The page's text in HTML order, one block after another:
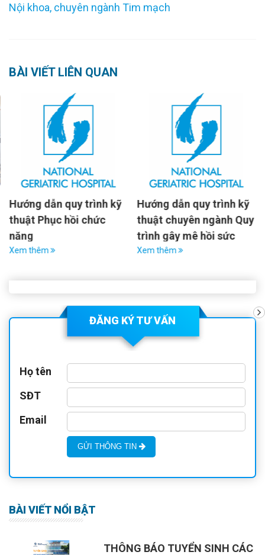
Nội khoa, chuyên ngành Tim mạch
BÀI VIẾT LIÊN QUAN
Hướng dẫn quy trình kỹ
thuật Phục hồi chức
năng
Xem thêm
Hướng dẫn quy trình kỹ
thuật chuyên ngành Quy
trình gây mê hồi sức
Xem thêm
ĐĂNG KÝ TƯ VẤN
Họ tên
SĐT
Email
GỬI THÔNG TIN
BÀI VIẾT NỔI BẬT
THÔNG BÁO TUYỂN SINH CÁC